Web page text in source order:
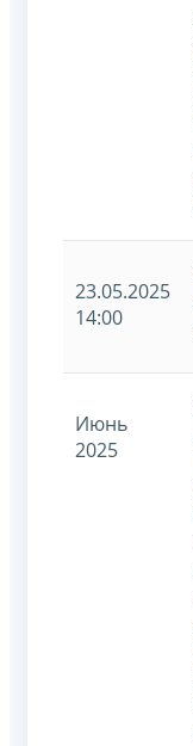
23.05.2025
14:00
Июнь
2025